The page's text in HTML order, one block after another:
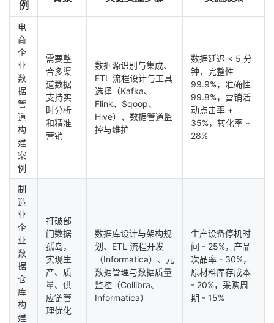
例
电
商
企
业
数
据
管
道
构
建
案
例
需要整
合多渠
道数据
支持实
时分析
和精准
营销
数据源识别与集成、
ETL 流程设计与工具
选择（Kafka、
Flink、Sqoop、
Hive）、数据管道监
控与维护
数据延迟 < 5 分
钟，完整性
99.9%，准确性
99.8%，营销活
动点击率 +
35%，转化率 +
28%
制
造
业
企
业
数
据
仓
库
构
建
打破部
门数据
孤岛，
实现生
产、质
量、供
应链管
理优化
数据库设计与架构规
划、ETL 流程开发
（Informatica）、元
数据管理与数据质量
监控（Collibra、
Informatica）
生产设备停机时
间 - 25%，产品
次品率 - 30%，
原材料库存成本
- 20%，采购周
期 - 15%